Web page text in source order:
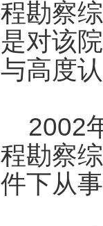
程勘察
是对该
与高度
2002
程勘察
件下从